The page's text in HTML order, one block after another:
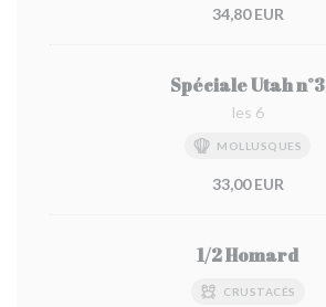
34,80 EUR
Spéciale Utah n°3
les 6
MOLLUSQUES
33,00 EUR
1/2 Homard
CRUSTACÉS